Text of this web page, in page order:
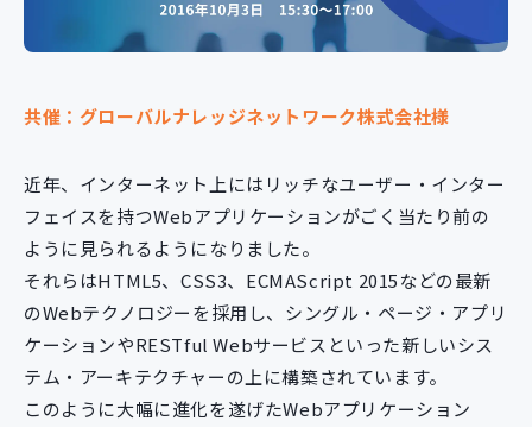
共催：グローバルナレッジネットワーク株式会社様
近年、インターネット上にはリッチなユーザー・インター
フェイスを持つWebアプリケーションがごく当たり前の
ように見られるようになりました。
それらはHTML5、CSS3、ECMAScript 2015などの最新
のWebテクノロジーを採用し、シングル・ページ・アプリ
ケーションやRESTful Webサービスといった新しいシス
テム・アーキテクチャーの上に構築されています。
このように大幅に進化を遂げたWebアプリケーション